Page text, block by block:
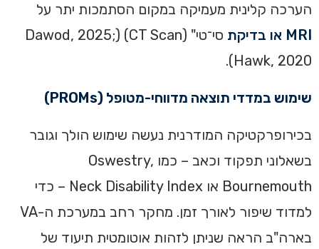
הערכה קלינית מעמיקה במקום הסתמכות יתר על
MRI או בדיקת
סי־טי" (CT Scan) (Dawod, 2025;
Hawk, 2020).
שימוש במדדי תוצאה מדווחי-מטופל (PROMs)
בכירופרקטיקה המודרנית נעשה שימוש הולך וגובר
בשאלוני תפקוד וכאב – כמו Oswestry,
Bournemouth או Neck Disability Index – כדי
למדוד שיפור לאורך זמן. מחקר רחב במערכת ה-VA
בארה"ב הראה שניתן לזהות אוטומטית תיעוד של